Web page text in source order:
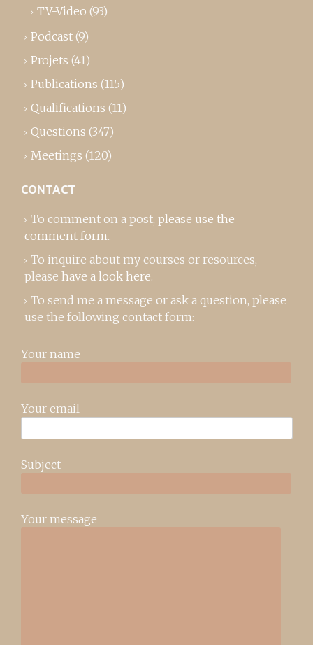
TV-Video (93)
Podcast (9)
Projets (41)
Publications (115)
Qualifications (11)
Questions (347)
Meetings (120)
CONTACT
To comment on a post, please use the
comment form..
To inquire about my courses or resources,
please have a look here.
To send me a message or ask a question, please
use the following contact form:
Your name
Your email
Subject
Your message